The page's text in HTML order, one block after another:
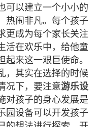
可以建立一个小小的
热闹非凡。每个孩子
更成为每个家长关注
活在欢乐中，给他童
起来这一艰巨使命。
，其实在选择的时候
况下，要注意游乐设
对孩子的身心发展是
园设备可以开发孩子